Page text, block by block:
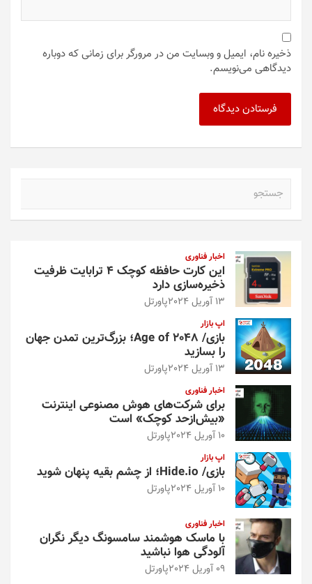
ذخیره نام، ایمیل و وبسایت من در مرورگر برای زمانی که دوباره
دیدگاهی می‌نویسم.
اخبار فناوری
این کارت حافظه کوچک ۴ ترابایت ظرفیت
ذخیره‌سازی دارد
13 آوریل 2024 پاورتل
اپ بازار
بازی/ Age of 2048؛ بزرگ‌ترین تمدن جهان
را بسازید
13 آوریل 2024 پاورتل
اخبار فناوری
برای شرکت‌های هوش مصنوعی اینترنت
«بیش‌از‌حد کوچک» است
10 آوریل 2024 پاورتل
اپ بازار
بازی/ Hide.io؛ از چشم بقیه پنهان شوید
10 آوریل 2024 پاورتل
اخبار فناوری
با ماسک هوشمند سامسونگ دیگر نگران
آلودگی هوا نباشید
09 آوریل 2024 پاورتل